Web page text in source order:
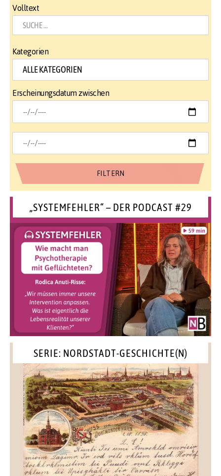
Volltext
Kategorien
Erscheinungsdatum zwischen
„SYSTEMFEHLER“ – DER PODCAST #29
SERIE: NORDSTADT-GESCHICHTE(N)